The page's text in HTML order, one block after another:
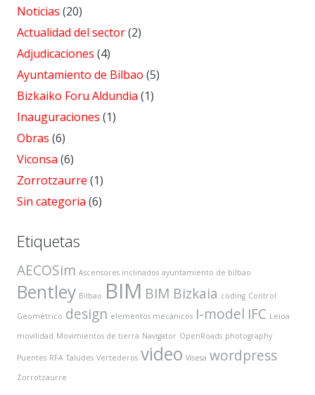
Noticias (20)
Actualidad del sector(2)
Adjudicaciones (4)
Ayuntamiento de Bilbao (5)
Bizkaiko Foru Aldundia (1)
Inauguraciones (1)
Obras (6)
Viconsa (6)
Zorrotzaurre (1)
Sin categoria (6)
Etiquetas
AECOSim Ascensores inclinados ayuntamiento de bilbao
Bentley Bilbao BIM BIM Bizkaia coding Control
Geométrico design elementos mecánicos I-model IFC Leioa
movilidad Movimientos de tierra Navigator OpenRoads photography
Puentes RFA Taludes Vertederos video Visesa wordpress
Zorrotzaurre